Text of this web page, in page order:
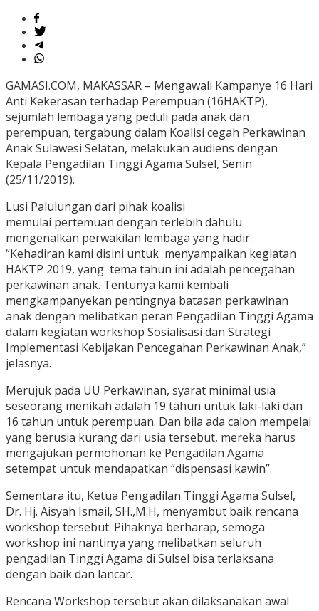
GAMASI.COM, MAKASSAR – Mengawali Kampanye 16 Hari
Anti Kekerasan terhadap Perempuan (16HAKTP),
sejumlah lembaga yang peduli pada anak dan
perempuan, tergabung dalam Koalisi cegah Perkawinan
Anak Sulawesi Selatan, melakukan audiens dengan
Kepala Pengadilan Tinggi Agama Sulsel, Senin
(25/11/2019).
Lusi Palulungan dari pihak koalisi
memulai pertemuan dengan terlebih dahulu
mengenalkan perwakilan lembaga yang hadir.
“Kehadiran kami disini untuk menyampaikan kegiatan
HAKTP 2019, yang tema tahun ini adalah pencegahan
perkawinan anak. Tentunya kami kembali
mengkampanyekan pentingnya batasan perkawinan
anak dengan melibatkan peran Pengadilan Tinggi Agama
dalam kegiatan workshop Sosialisasi dan Strategi
Implementasi Kebijakan Pencegahan Perkawinan Anak,”
jelasnya.
Merujuk pada UU Perkawinan, syarat minimal usia
seseorang menikah adalah 19 tahun untuk laki-laki dan
16 tahun untuk perempuan. Dan bila ada calon mempelai
yang berusia kurang dari usia tersebut, mereka harus
mengajukan permohonan ke Pengadilan Agama
setempat untuk mendapatkan “dispensasi kawin”.
Sementara itu, Ketua Pengadilan Tinggi Agama Sulsel,
Dr. Hj. Aisyah Ismail, SH.,M.H, menyambut baik rencana
workshop tersebut. Pihaknya berharap, semoga
workshop ini nantinya yang melibatkan seluruh
pengadilan Tinggi Agama di Sulsel bisa terlaksana
dengan baik dan lancar.
Rencana Workshop tersebut akan dilaksanakan awal